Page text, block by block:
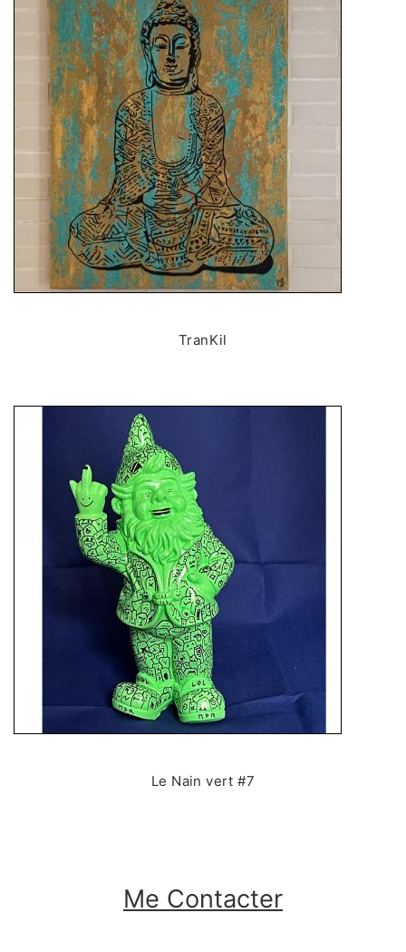
TranKil
Le Nain vert #7
Me Contacter